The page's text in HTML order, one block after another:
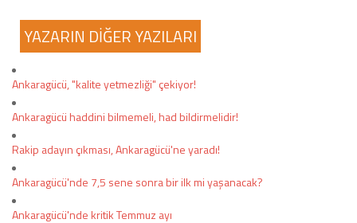
YAZARIN DİĞER YAZILARI
Ankaragücü, "kalite yetmezliği" çekiyor!
Ankaragücü haddini bilmemeli, had bildirmelidir!
Rakip adayın çıkması, Ankaragücü'ne yaradı!
Ankaragücü'nde 7,5 sene sonra bir ilk mi yaşanacak?
Ankaragücü'nde kritik Temmuz ayı